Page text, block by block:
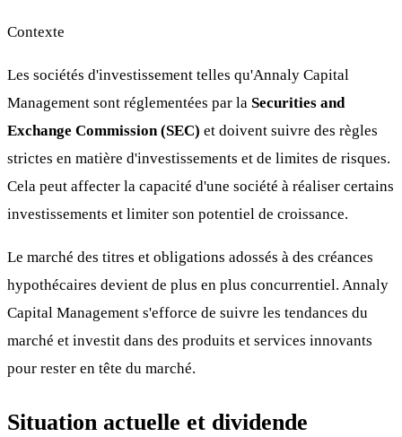
Contexte
Les sociétés d'investissement telles qu'Annaly Capital
Management sont réglementées par la Securities and
Exchange Commission (SEC) et doivent suivre des règles
strictes en matière d'investissements et de limites de risques.
Cela peut affecter la capacité d'une société à réaliser certains
investissements et limiter son potentiel de croissance.
Le marché des titres et obligations adossés à des créances
hypothécaires devient de plus en plus concurrentiel. Annaly
Capital Management s'efforce de suivre les tendances du
marché et investit dans des produits et services innovants
pour rester en tête du marché.
Situation actuelle et dividende